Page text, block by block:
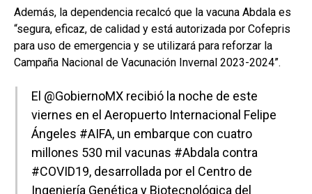
Además, la dependencia recalcó que la vacuna Abdala es
“segura, eficaz, de calidad y está autorizada por Cofepris
para uso de emergencia y se utilizará para reforzar la
Campaña Nacional de Vacunación Invernal 2023-2024”.
El @GobiernoMX recibió la noche de este
viernes en el Aeropuerto Internacional Felipe
Ángeles #AIFA, un embarque con cuatro
millones 530 mil vacunas #Abdala contra
#COVID19, desarrollada por el Centro de
Ingeniería Genética y Biotecnológica del